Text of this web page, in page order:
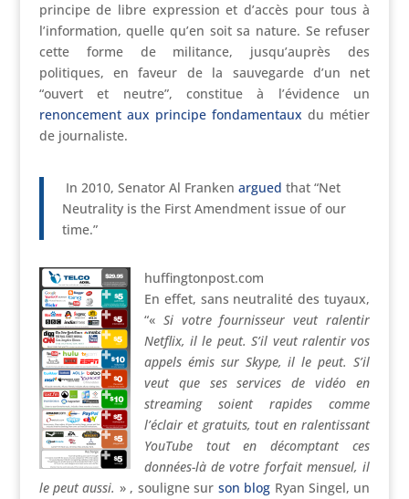
principe de libre expression et d’accès pour tous à
l’information, quelle qu’en soit sa nature. Se refuser
cette forme de militance, jusqu’auprès des
politiques, en faveur de la sauvegarde d’un net
“ouvert et neutre”, constitue à l’évidence un
renoncement aux principe fondamentaux du métier
de journaliste.
In 2010, Senator Al Franken argued that “Net
Neutrality is the First Amendment issue of our
time.”
huffingtonpost.com
En effet, sans neutralité des tuyaux,
“« Si votre fournisseur veut ralentir
Netflix, il le peut. S’il veut ralentir vos
appels émis sur Skype, il le peut. S’il
veut que ses services de vidéo en
streaming soient rapides comme
l’éclair et gratuits, tout en ralentissant
YouTube tout en décomptant ces
données-là de votre forfait mensuel, il
le peut aussi. » , souligne sur son blog Ryan Singel, un